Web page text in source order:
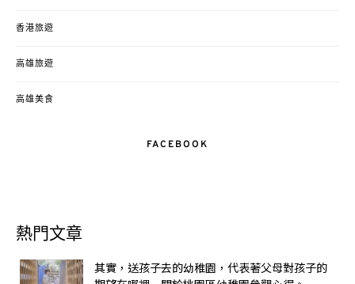
香港旅遊
高雄旅遊
高雄美食
FACEBOOK
熱門文章
其實，送孩子去的幼稚園，代表著父母對孩子的